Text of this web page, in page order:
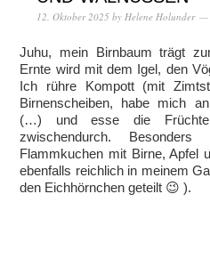
12. Oktober 2025 by Helene Holunder
Juhu, mein Birnbaum trägt
Ernte wird mit dem Igel, den
Ich rühre Kompott (mit
Birnenscheiben, habe mich
(…) und esse die
zwischendurch.
Flammkuchen mit Birne, Apfel
ebenfalls reichlich in meinem
den Eichhörnchen geteilt 😉 ).